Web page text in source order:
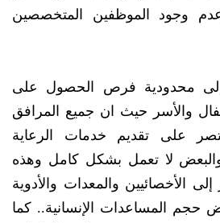
وجود الموظفين المتخصصين
محدودية فرص الحصول على
والأسر حيث ان جميع المرافق
على تقديم خدمات الرعاية
والبعض لا تعمل بشكل كامل وهذه
إلى الأخصائيين والمعدات والأدوية
حجم المساعدات الإنسانية.. كما